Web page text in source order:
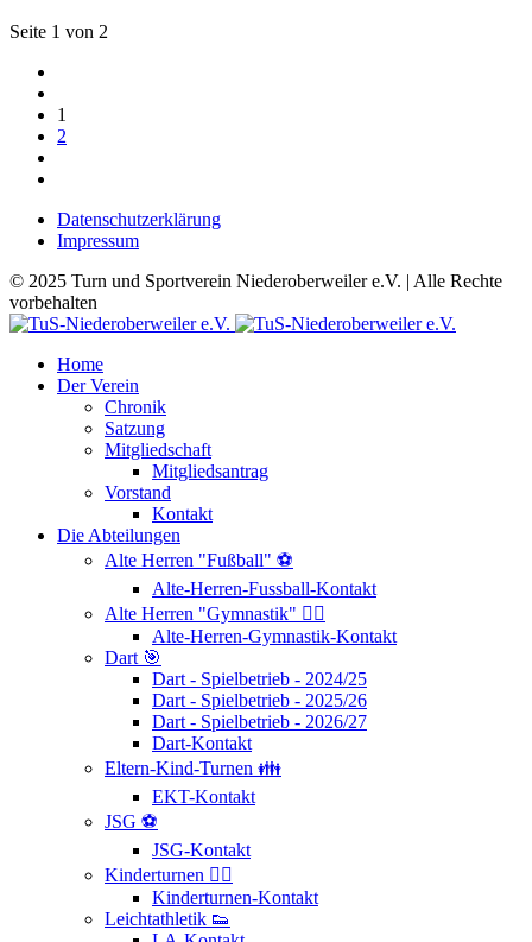
Seite 1 von 2
1
2
Datenschutzerklärung
Impressum
© 2025 Turn und Sportverein Niederoberweiler e.V. | Alle Rechte
vorbehalten
Home
Der Verein
Chronik
Satzung
Mitgliedschaft
Mitgliedsantrag
Vorstand
Kontakt
Die Abteilungen
Alte Herren "Fußball" ⚽
Alte-Herren-Fussball-Kontakt
Alte Herren "Gymnastik" 🤸‍♂️
Alte-Herren-Gymnastik-Kontakt
Dart 🎯
Dart - Spielbetrieb - 2024/25
Dart - Spielbetrieb - 2025/26
Dart - Spielbetrieb - 2026/27
Dart-Kontakt
Eltern-Kind-Turnen 👪
EKT-Kontakt
JSG ⚽
JSG-Kontakt
Kinderturnen 🤸‍♂️
Kinderturnen-Kontakt
Leichtathletik 👟